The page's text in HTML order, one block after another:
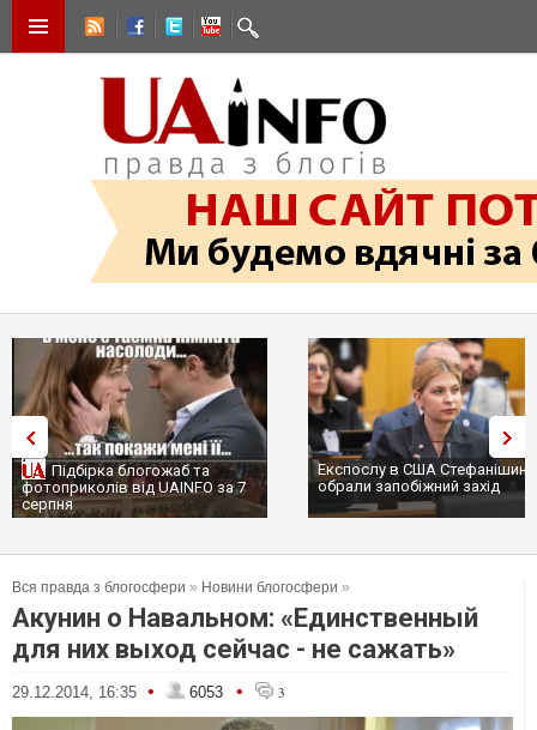
Підбірка блогожаб та
фотоприколів від UAINFO за 7
серпня
Експослу в США
обрали запобіжний захід
Вся правда з блогосфери » Новини блогосфери »
Акунин о Навальном: «Единственный
для них выход сейчас - не сажать»
29.12.2014, 16:35 • 6053 • 3